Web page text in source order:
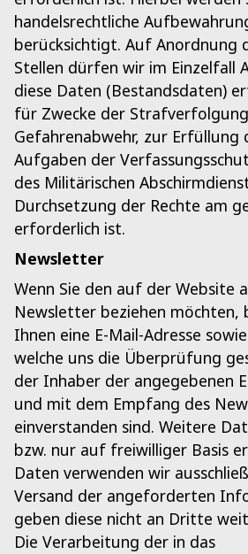
handelsrechtliche
berücksichtigt. Auf Anordnung
Stellen dürfen wir im Einzelfall
diese Daten (Bestandsdaten)
für Zwecke der
Gefahrenabwehr, zur Erfüllung
Aufgaben der
des Militärischen
Durchsetzung der Rechte am
erforderlich ist.
Newsletter
Wenn Sie den auf der Website
Newsletter beziehen möchten,
Ihnen eine E-Mail-Adresse
welche uns die Überprüfung
der Inhaber der angegebenen
und mit dem Empfang des
einverstanden sind. Weitere
bzw. nur auf freiwilliger Basis
Daten verwenden wir
Versand der angeforderten
geben diese nicht an Dritte
Die Verarbeitung der in das